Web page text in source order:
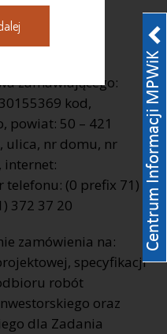
zamawiającego:
kod,
powiat: 50 – 421
ulica, nr domu, nr
internet:
(0 prefix 71)
372 37 20
zamówienia na:
specyfikacji
robót
oraz
dla Zadania